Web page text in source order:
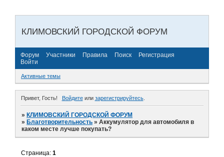
КЛИМОВСКИЙ ГОРОДСКОЙ ФОРУМ
Форум Участники Правила Поиск
Регистрация
Войти
Активные темы
Привет, Гость! Войдитеили зарегистрируйтесь.
»КЛИМОВСКИЙ ГОРОДСКОЙ ФОРУМ
»Благотворительность »Аккумулятор для автомобиля в
каком месте лучше покупать?
Страница:1